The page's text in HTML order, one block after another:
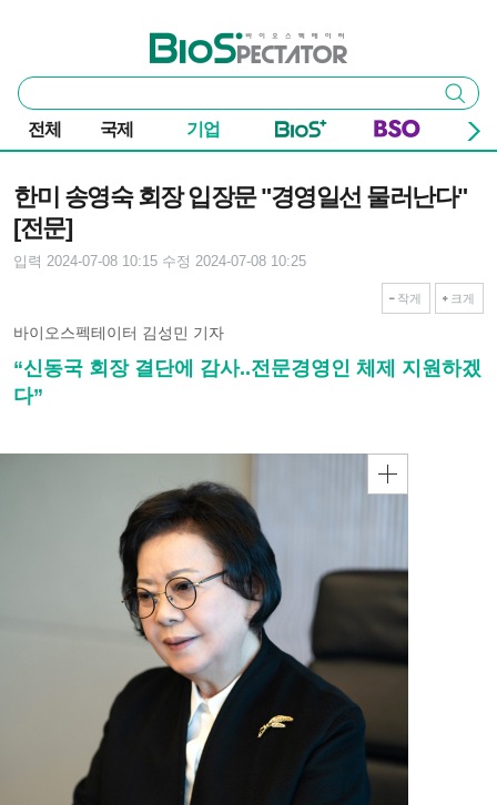
바이오스펙테이터
통
합
검
색
검색
전체 국제 기업
한미 송영숙 회장 입장문 "경영일선 물러난다"
[전문]
입력 2024-07-08 10:15 수정 2024-07-08 10:25
작게 크게
바이오스펙테이터 김성민 기자
“신동국 회장 결단에 감사..전문경영인 체제 지원하겠
다”